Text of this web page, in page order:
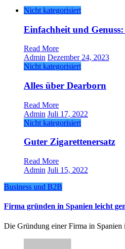
Nicht kategorisiert
Einfachheit und
Read More
Admin Dezember 24, 2023
Nicht kategorisiert
Alles über Dearborn
Read More
Admin Juli 17, 2022
Nicht kategorisiert
Guter Zigarettenersatz
Read More
Admin Juli 15, 2022
Business und B2B
Firma gründen in Spanien leicht
Die Gründung einer Firma in